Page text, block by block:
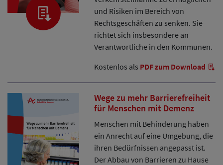
und Risiken im Bereich von
Rechtsgeschäften zu senken. Sie
richtet sich insbesondere an
Verantwortliche in den Kommunen.
Kostenlos als PDF zum Download
Wege zu mehr Barrierefreiheit
für Menschen mit Demenz
Menschen mit Behinderung haben
ein Anrecht auf eine Umgebung, die
ihren Bedürfnissen angepasst ist.
Der Abbau von Barrieren zu Hause